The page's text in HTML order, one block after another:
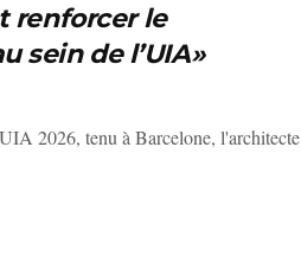
renforcer le
sein de l’UIA»
2026, tenu à Barcelone, l'architecte